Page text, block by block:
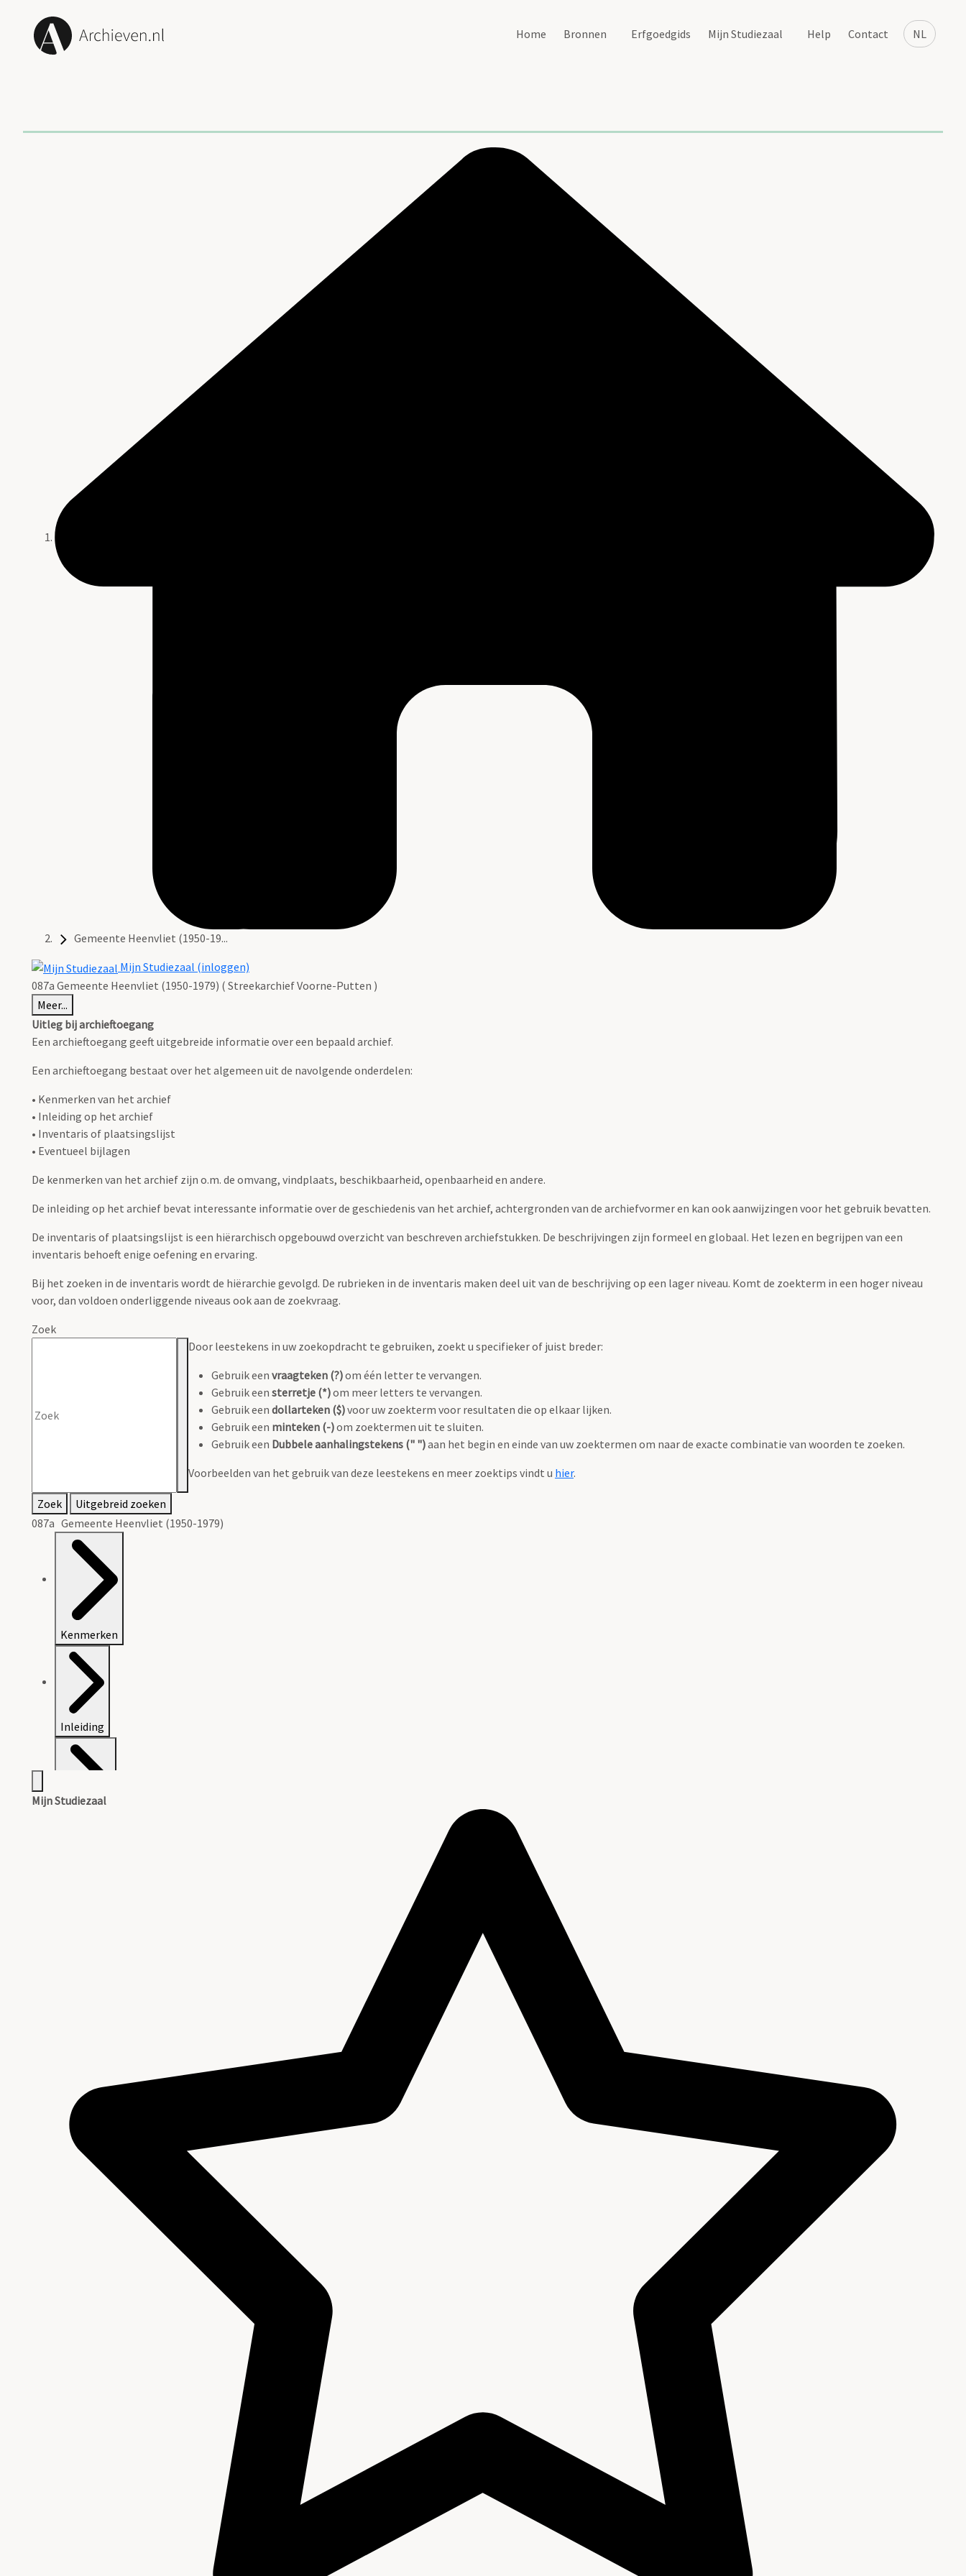
NL
Home Bronnen Erfgoedgids Mijn Studiezaal Help Contact
Gemeente Heenvliet (1950-19...
Mijn Studiezaal (inloggen)
087a Gemeente Heenvliet (1950-1979) ( Streekarchief Voorne-Putten )
Meer...
Uitleg bij archieftoegang
Een archieftoegang geeft uitgebreide informatie over een bepaald archief.
Een archieftoegang bestaat over het algemeen uit de navolgende onderdelen:
• Kenmerken van het archief
• Inleiding op het archief
• Inventaris of plaatsingslijst
• Eventueel bijlagen
De kenmerken van het archief zijn o.m. de omvang, vindplaats, beschikbaarheid, openbaarheid en andere.
De inleiding op het archief bevat interessante informatie over de geschiedenis van het archief, achtergronden van de archiefvormer en kan ook aanwijzingen voor het gebruik bevatten.
De inventaris of plaatsingslijst is een hiërarchisch opgebouwd overzicht van beschreven archiefstukken. De beschrijvingen zijn formeel en globaal. Het lezen en begrijpen van een
inventaris behoeft enige oefening en ervaring.
Bij het zoeken in de inventaris wordt de hiërarchie gevolgd. De rubrieken in de inventaris maken deel uit van de beschrijving op een lager niveau. Komt de zoekterm in een hoger niveau
voor, dan voldoen onderliggende niveaus ook aan de zoekvraag.
Zoek
Door leestekens in uw zoekopdracht te gebruiken, zoekt u specifieker of juist breder:
Gebruik een vraagteken (?)om één letter te vervangen.
Gebruik een sterretje (*)om meer letters te vervangen.
Gebruik een dollarteken ($)voor uw zoekterm voor resultaten die op elkaar lijken.
Gebruik een minteken (-)om zoektermen uit te sluiten.
Gebruik een Dubbele aanhalingstekens (" ")aan het begin en einde van uw zoektermen om naar de exacte combinatie van woorden te zoeken.
Voorbeelden van het gebruik van deze leestekens en meer zoektips vindt u hier.
Zoek
Uitgebreid zoeken
087a Gemeente Heenvliet (1950-1979)
Kenmerken
Inleiding
Mijn Studiezaal